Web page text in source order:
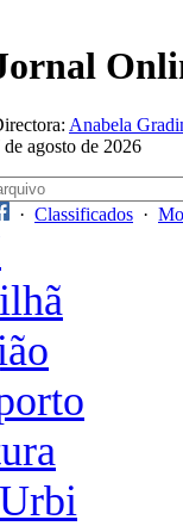
Anabela
de agosto de 2026
· Classificados ·